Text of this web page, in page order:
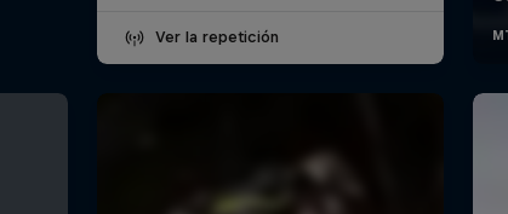
Ver la repetición